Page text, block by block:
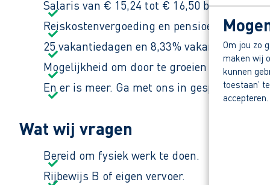
Om jou zo
maken wij
kunnen
toestaan’
Salaris van € 15,24 tot € 16,50 bruto per
Reiskostenvergoeding en pensioen via de
25 vakantiedagen en 8,33% vakantiegeld.
Mogelijkheid om door te groeien in het vak.
En er is meer. Ga met ons in gesprek en
Wat wij vragen
Bereid om fysiek werk te doen.
Rijbewijs B of eigen vervoer.